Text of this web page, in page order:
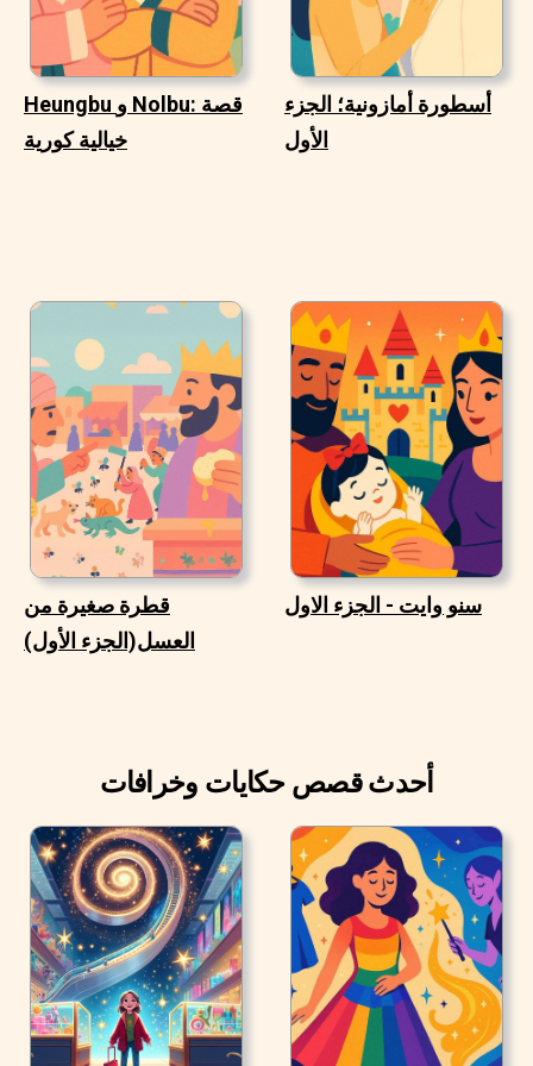
Heungbu و Nolbu: قصة
خيالية كورية
أسطورة أمازونية؛ الجزء
الأول
قطرة صغيرة من
العسل(الجزء الأول)
سنو وايت - الجزء الاول
أحدث قصص حكايات وخرافات